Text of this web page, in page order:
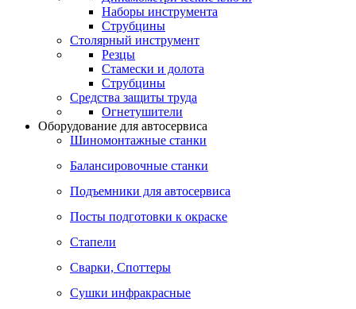
Наборы инструмента
Струбцины
Столярный инструмент
Резцы
Стамески и долота
Струбцины
Средства защиты труда
Огнетушители
Оборудование для автосервиса
Шиномонтажные станки
Балансировочные станки
Подъемники для автосервиса
Посты подготовки к окраске
Стапели
Сварки, Cпоттеры
Сушки инфракрасные